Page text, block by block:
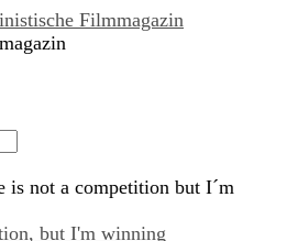
is not a competition but I´m